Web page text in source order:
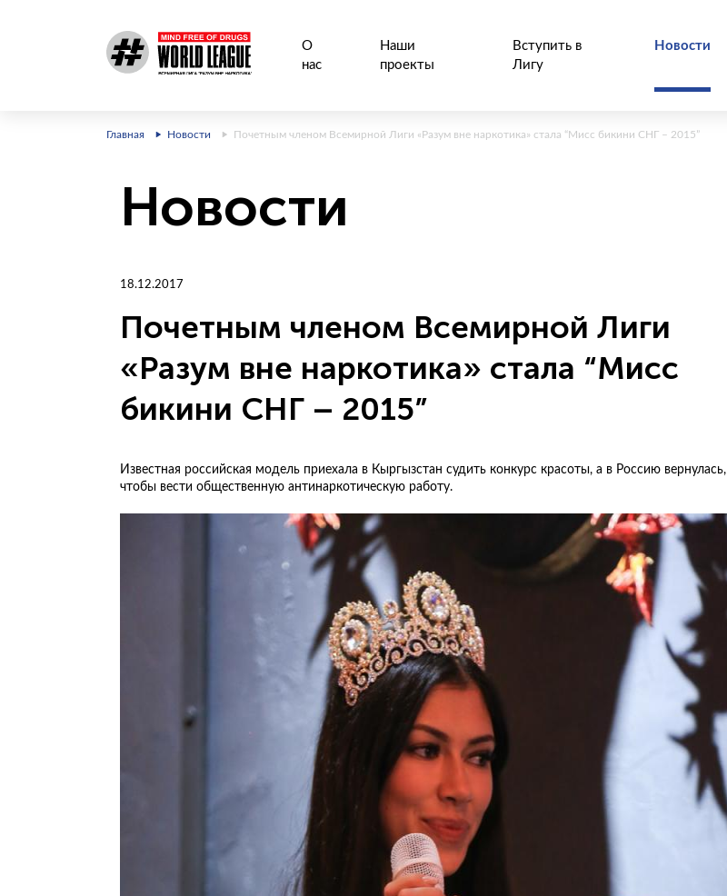
О
нас
Наши
проекты
Вступить в
Лигу
Новости
Главная Новости Почетным членом Всемирной Лиги «Разум вне наркотика» стала “Мисс бикини СНГ – 2015”
Новости
18.12.2017
Почетным членом Всемирной Лиги
«Разум вне наркотика» стала “Мисс
бикини СНГ – 2015”
Известная российская модель приехала в Кыргызстан судить конкурс красоты, а в Россию вернулась,
чтобы вести общественную антинаркотическую работу.